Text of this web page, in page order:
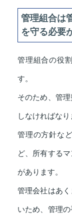
管理組合は
を守る必要
管理組合の役
す。
そのため、管
しなければなり
管理の方針な
ど、所有する
があります。
管理会社はあ
いため、管理